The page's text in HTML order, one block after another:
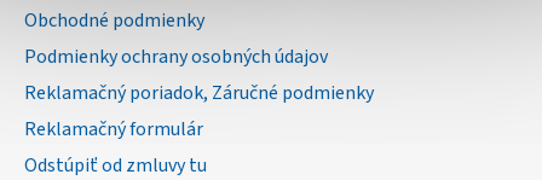
Obchodné podmienky
Podmienky ochrany osobných údajov
Reklamačný poriadok, Záručné podmienky
Reklamačný formulár
Odstúpiť od zmluvy tu